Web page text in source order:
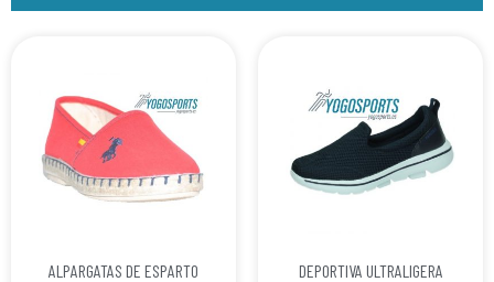
ALPARGATAS DE ESPARTO
DEPORTIVA ULTRALIGERA